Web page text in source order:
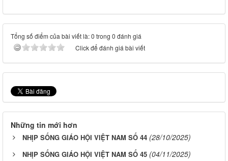
Tổng số điểm của bài viết là: 0 trong 0 đánh giá
Click để đánh giá bài viết
Những tin mới hơn
NHỊP SỐNG GIÁO HỘI VIỆT NAM SỐ 44 (28/10/2025)
NHỊP SỐNG GIÁO HỘI VIỆT NAM SỐ 45 (04/11/2025)